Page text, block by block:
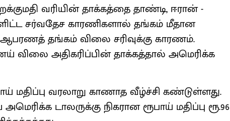
வரியின் தாக்கத்தை தாண்டி, ஈரான் -
சர்வதேச காரணிகளால் தங்கம் மீதான
ஆபரணத் தங்கம் விலை சரிவுக்கு காரணம்.
அதிகரிப்பின் தாக்கத்தால் அமெரிக்க
மதிப்பு வரலாறு காணாத வீழ்ச்சி கண்டுள்ளது.
டாலருக்கு நிகரான ரூபாய் மதிப்பு ரூ.96